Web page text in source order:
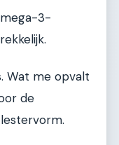
3-
Wat me opvalt
de